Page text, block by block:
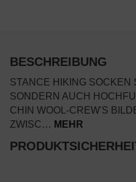
BESCHREIBUNG
STANCE HIKING SOCKEN
SONDERN AUCH
CHIN WOOL-CREW'S
ZWISC… MEHR